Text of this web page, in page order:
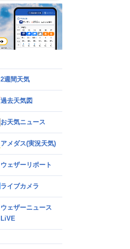
2週間天気
過去天気図
お天気ニュース
アメダス(実況天気)
ウェザーリポート
ライブカメラ
ウェザーニュース
LiVE